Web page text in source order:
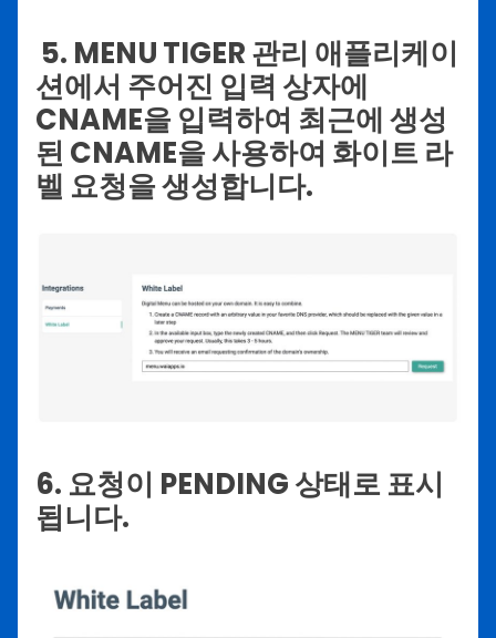
5. MENU TIGER 관리 애플리케이
션에서 주어진 입력 상자에
CNAME을 입력하여 최근에 생성
된 CNAME을 사용하여 화이트 라
벨 요청을 생성합니다.
6. 요청이 PENDING 상태로 표시
됩니다.